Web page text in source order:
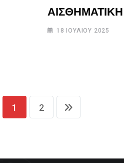
18 ΙΟΥΛΊΟΥ 2025
1 2